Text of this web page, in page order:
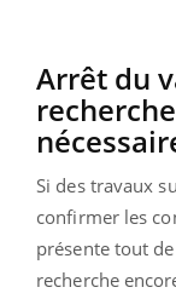
Arrêt du
Si des travaux
confirmer les
présente tout
recherche